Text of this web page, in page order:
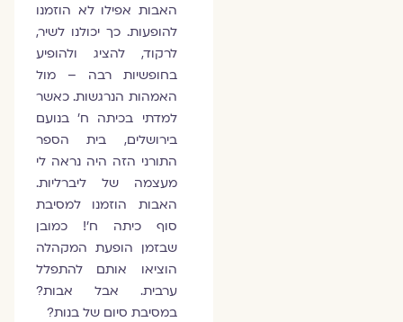
האבות אפילו לא הוזמנו
להופעות. כך יכולנו לשיר,
לרקוד, להציג ולהופיע
בחופשיות רבה – מול
האמהות הנרגשות. כאשר
למדתי בכיתה ח' בנועם
בירושלים, בית הספר
התורני הזה היה נראה לי
מעצמה של ליברליות.
האבות הוזמנו למסיבת
סוף כיתה ח'! כמובן
שבזמן הופעת המקהלה
הוציאו אותם להתפלל
ערבית. אבל אבות?
במסיבת סיום של בנות?